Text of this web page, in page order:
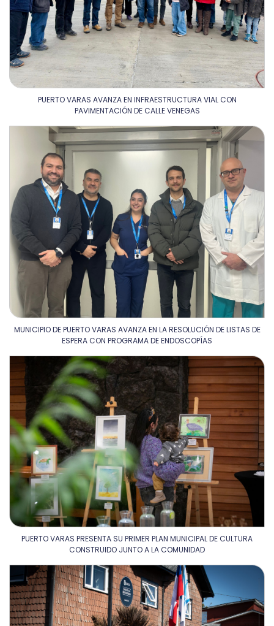
PUERTO VARAS AVANZA EN INFRAESTRUCTURA VIAL CON
PAVIMENTACIÓN DE CALLE VENEGAS
MUNICIPIO DE PUERTO VARAS AVANZA EN LA RESOLUCIÓN DE LISTAS DE
ESPERA CON PROGRAMA DE ENDOSCOPÍAS
PUERTO VARAS PRESENTA SU PRIMER PLAN MUNICIPAL DE CULTURA
CONSTRUIDO JUNTO A LA COMUNIDAD